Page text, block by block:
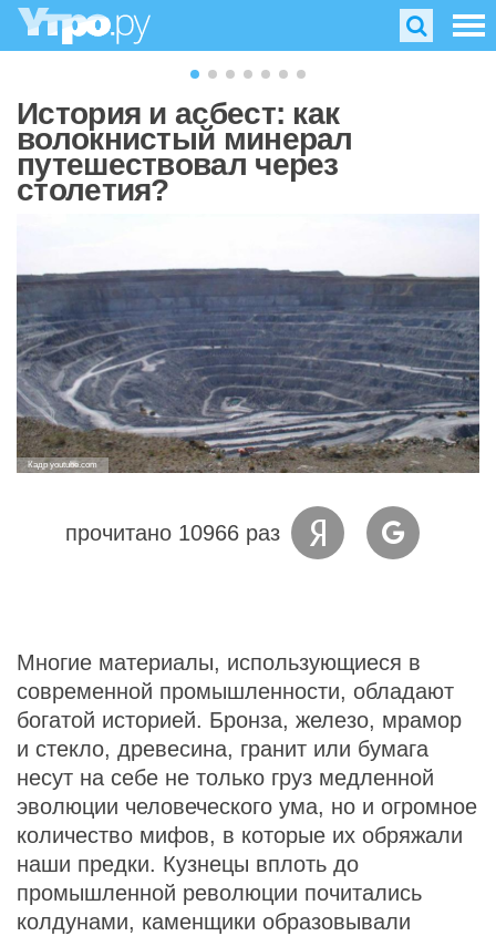
История и асбест: как
волокнистый минерал
путешествовал через
столетия?
Кадр youtube.com
прочитано 10966 раз
Многие материалы, использующиеся в
современной промышленности, обладают
богатой историей. Бронза, железо, мрамор
и стекло, древесина, гранит или бумага
несут на себе не только груз медленной
эволюции человеческого ума, но и огромное
количество мифов, в которые их обряжали
наши предки. Кузнецы вплоть до
промышленной революции почитались
колдунами, каменщики образовывали